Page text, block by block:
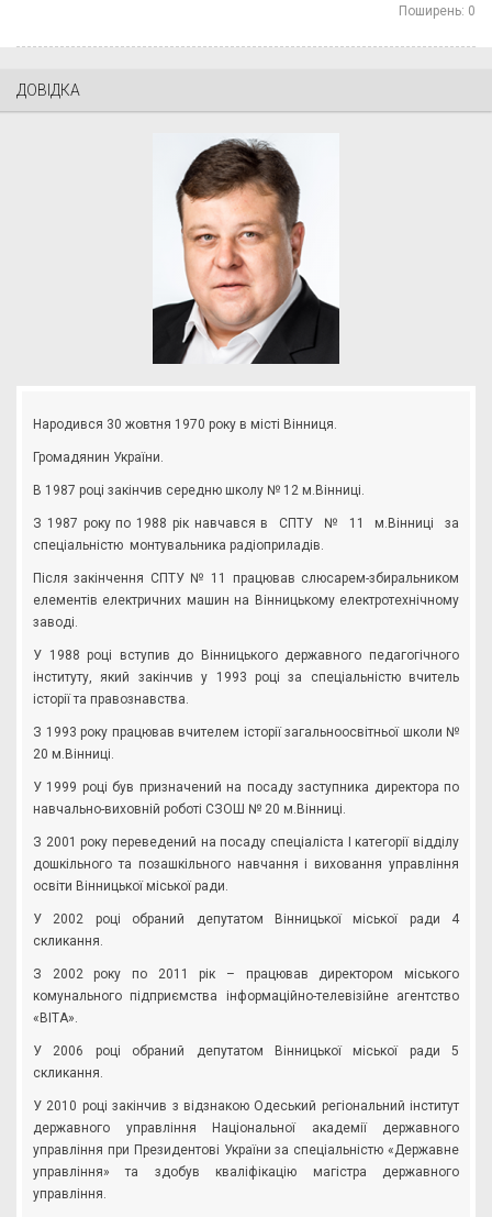
Поширень: 0
ДОВІДКА
Народився 30 жовтня 1970 року в місті Вінниця.
Громадянин України.
В 1987 році закінчив середню школу № 12 м.Вінниці.
З 1987 року по 1988 рік навчався в СПТУ № 11 м.Вінниці за
спеціальністю монтувальника радіоприладів.
Після закінчення СПТУ № 11 працював слюсарем-збиральником
елементів електричних машин на Вінницькому електротехнічному
заводі.
У 1988 році вступив до Вінницького державного педагогічного
інституту, який закінчив у 1993 році за спеціальністю вчитель
історії та правознавства.
З 1993 року працював вчителем історії загальноосвітньої школи №
20 м.Вінниці.
У 1999 році був призначений на посаду заступника директора по
навчально-виховній роботі СЗОШ № 20 м.Вінниці.
З 2001 року переведений на посаду спеціаліста І категорії відділу
дошкільного та позашкільного навчання і виховання управління
освіти Вінницької міської ради.
У 2002 році обраний депутатом Вінницької міської ради 4
скликання.
З 2002 року по 2011 рік – працював директором міського
комунального підприємства інформаційно-телевізійне агентство
«ВІТА».
У 2006 році обраний депутатом Вінницької міської ради 5
скликання.
У 2010 році закінчив з відзнакою Одеський регіональний інститут
державного управління Національної академії державного
управління при Президентові України за спеціальністю «Державне
управління» та здобув кваліфікацію магістра державного
управління.